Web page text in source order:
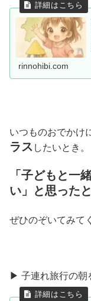
rinnohibi.com
いつものおでかけ
ラス したいとき。
「子どもと一
い」と思った
ぜひのぞいてみて
▶ 子連れ旅行の朝